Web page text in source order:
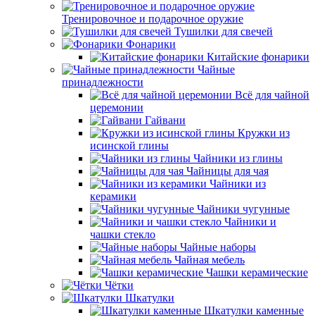
Тренировочное и подарочное оружие
Тушилки для свечей
Фонарики
Китайские фонарики
Чайные
принадлежности
Всё для чайной
церемонии
Гайвани
Кружки из
исинской глины
Чайники из глины
Чайницы для чая
Чайники из
керамики
Чайники чугунные
Чайники и
чашки стекло
Чайные наборы
Чайная мебель
Чашки керамические
Чётки
Шкатулки
Шкатулки каменные